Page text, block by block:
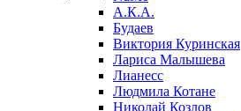
А.К.А.
Будаев
Виктория Куринская
Лариса Малышева
Лианесс
Людмила Котане
Николай Козлов